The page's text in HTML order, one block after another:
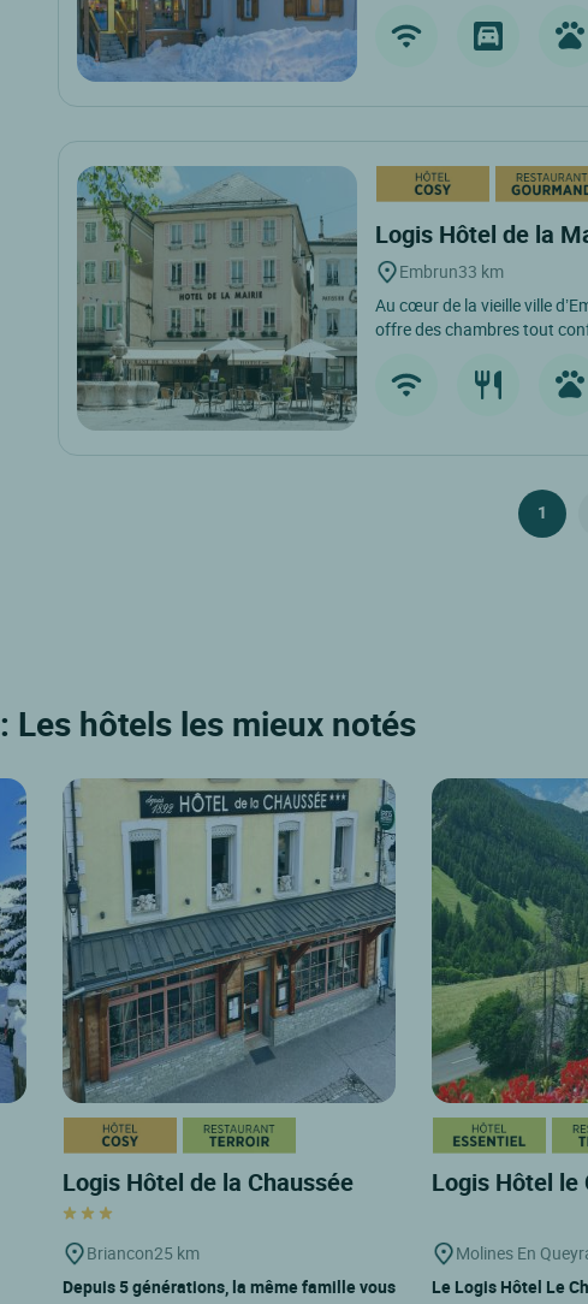
Logis Hôtel de la
Embrun33 km
Au cœur de la vieille ville
offre des chambres tout
1
Les hôtels les mieux notés
Logis Hôtel de la Chaussée
Briancon25 km
Depuis 5 générations, la même famille vous
Logis Hôtel le
Molines En
Le Logis Hôtel Le